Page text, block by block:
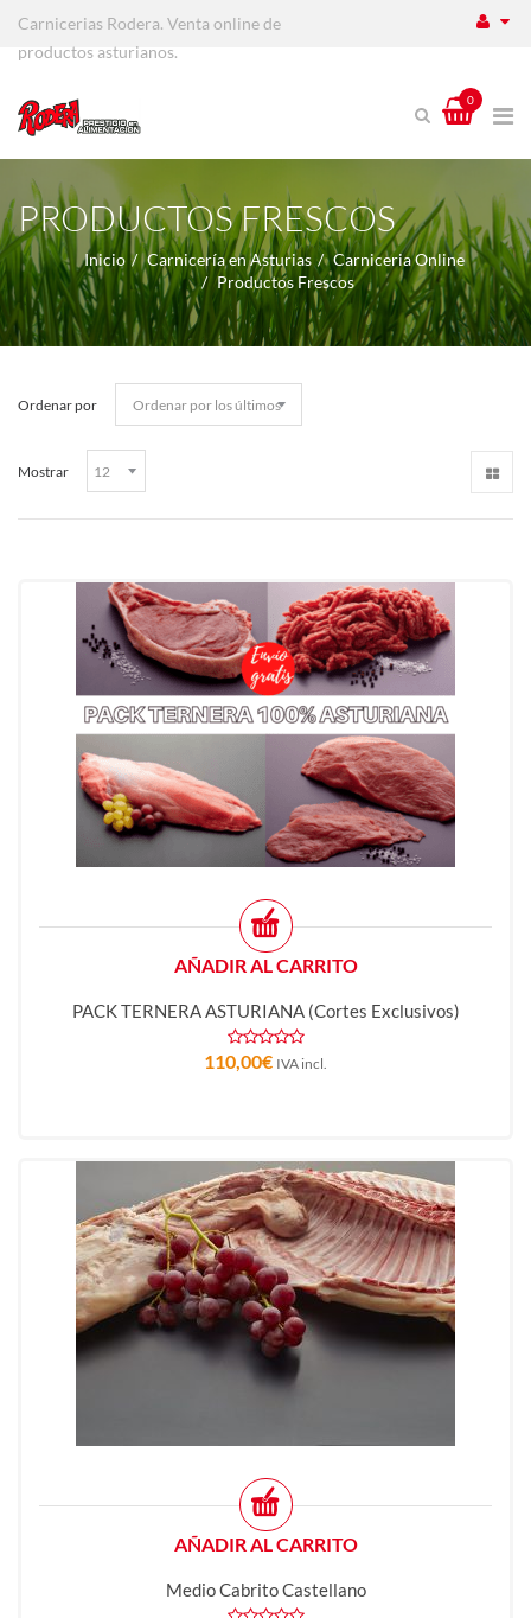
Carnicerias Rodera. Venta online de
productos asturianos.
0
PRODUCTOS FRESCOS
Inicio Carnicería en Asturias
Carniceria Online
Productos Frescos
Ordenar por
Mostrar
AÑADIR AL CARRITO
PACK TERNERA ASTURIANA (cortes Exclusivos)
110,00€ IVA incl.
AÑADIR AL CARRITO
Medio Cabrito Castellano